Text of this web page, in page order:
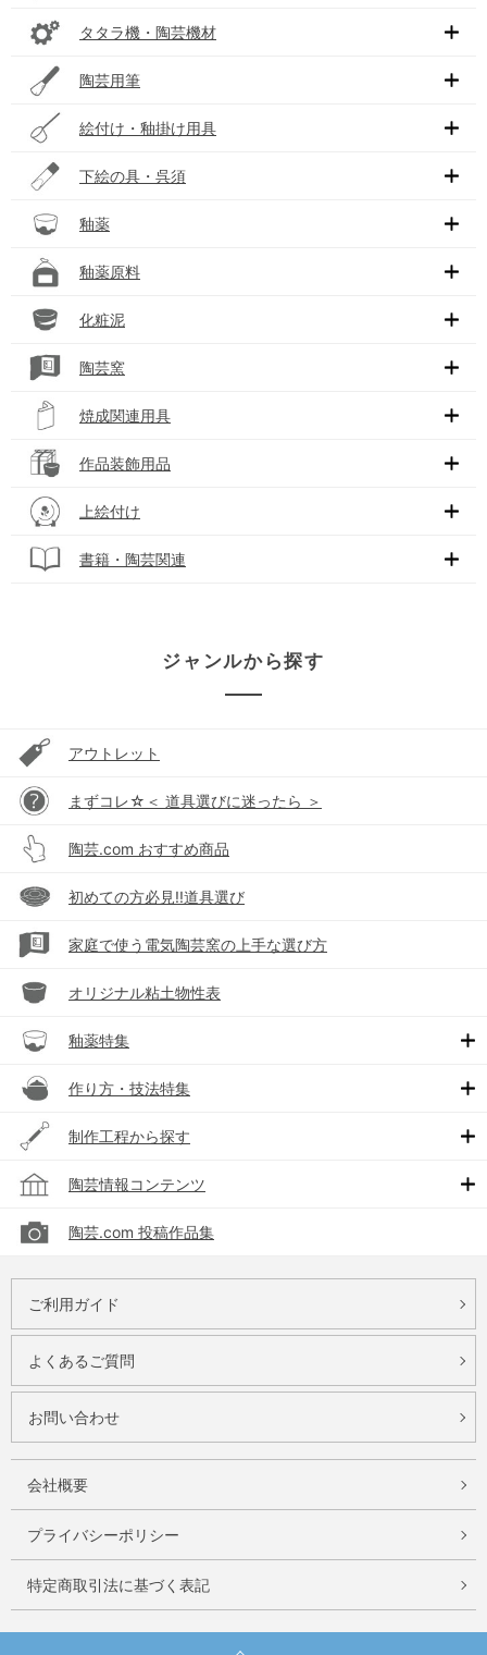
タタラ機・陶芸機材
陶芸用筆
絵付け・釉掛け用具
下絵の具・呉須
釉薬
釉薬原料
化粧泥
陶芸窯
焼成関連用具
作品装飾用品
上絵付け
書籍・陶芸関連
ジャンルから探す
アウトレット
まずコレ☆＜ 道具選びに迷ったら ＞
陶芸.com おすすめ商品
初めての方必見!!道具選び
家庭で使う電気陶芸窯の上手な選び方
オリジナル粘土物性表
釉薬特集
作り方・技法特集
制作工程から探す
陶芸情報コンテンツ
陶芸.com 投稿作品集
ご利用ガイド
よくあるご質問
お問い合わせ
会社概要
プライバシーポリシー
特定商取引法に基づく表記